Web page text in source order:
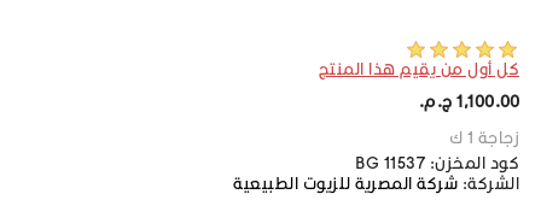
كل أول من يقيم هذا المنتج
1,100.00 ج.م.‏
زجاجة 1 ك
كود المخزن: BG 11537
الشركة: شركة المصرية للزيوت الطبيعية